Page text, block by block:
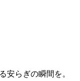
安らぎの瞬間を。